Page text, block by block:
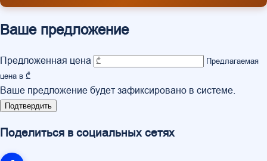
Ваше предложение
Предложенная цена
Предлагаемая
цена в ₾
Ваше предложение будет зафиксировано в системе.
Подтвердить
Поделиться в социальных сетях